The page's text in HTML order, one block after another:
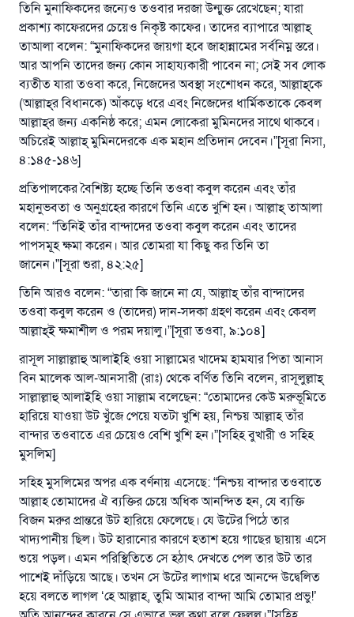
তিনি মুনাফিকদের জন্যেও তওবার দরজা উন্মুক্ত রেখেছেন; যারা
প্রকাশ্য কাফেরদের চেয়েও নিকৃষ্ট কাফের। তাদের ব্যাপারে আল্লাহ্‌
তাআলা বলেন: “মুনাফিকদের জায়গা হবে জাহান্নামের সর্বনিম্ন স্তরে।
আর আপনি তাদের জন্য কোন সাহায্যকারী পাবেন না; সেই সব লোক
ব্যতীত যারা তওবা করে, নিজেদের অবস্থা সংশোধন করে, আল্লাহ্‌কে
(আল্লাহ্‌র বিধানকে) আঁকড়ে ধরে এবং নিজেদের ধার্মিকতাকে কেবল
আল্লাহ্‌র জন্য একনিষ্ঠ করে; এমন লোকেরা মুমিনদের সাথে থাকবে।
অচিরেই আল্লাহ্‌ মুমিনদেরকে এক মহান প্রতিদান দেবেন।”[সূরা নিসা,
৪:১৪৫-১৪৬]
প্রতিপালকের বৈশিষ্ট্য হচ্ছে তিনি তওবা কবুল করেন এবং তাঁর
মহানুভবতা ও অনুগ্রহের কারণে তিনি এতে খুশি হন। আল্লাহ্‌ তাআলা
বলেন: “তিনিই তাঁর বান্দাদের তওবা কবুল করেন এবং তাদের
পাপসমূহ ক্ষমা করেন। আর তোমরা যা কিছু কর তিনি তা
জানেন।”[সূরা শুরা, ৪২:২৫]
তিনি আরও বলেন: “তারা কি জানে না যে, আল্লাহ্‌ তাঁর বান্দাদের
তওবা কবুল করেন ও (তাদের) দান-সদকা গ্রহণ করেন এবং কেবল
আল্লাহ্‌ই ক্ষমাশীল ও পরম দয়ালু।”[সূরা তওবা, ৯:১০৪]
রাসূল সাল্লাল্লাহু আলাইহি ওয়া সাল্লামের খাদেম হামযার পিতা আনাস
বিন মালেক আল-আনসারী (রাঃ) থেকে বর্ণিত তিনি বলেন, রাসূলুল্লাহ্‌
সাল্লাল্লাহু আলাইহি ওয়া সাল্লাম বলেছেন: “তোমাদের কেউ মরুভূমিতে
হারিয়ে যাওয়া উট খুঁজে পেয়ে যতটা খুশি হয়, নিশ্চয় আল্লাহ তাঁর
বান্দার তওবাতে এর চেয়েও বেশি খুশি হন।”[সহিহ বুখারী ও সহিহ
মুসলিম]
সহিহ মুসলিমের অপর এক বর্ণনায় এসেছে: “নিশ্চয় বান্দার তওবাতে
আল্লাহ তোমাদের ঐ ব্যক্তির চেয়ে অধিক আনন্দিত হন, যে ব্যক্তি
বিজন মরুর প্রান্তরে উট হারিয়ে ফেলেছে। যে উটের পিঠে তার
খাদ্যপানীয় ছিল। উট হারানোর কারণে হতাশ হয়ে গাছের ছায়ায় এসে
শুয়ে পড়ল। এমন পরিস্থিতিতে সে হঠাৎ দেখতে পেল তার উট তার
পাশেই দাঁড়িয়ে আছে। তখন সে উটের লাগাম ধরে আনন্দে উদ্বেলিত
হয়ে বলতে লাগল ‘হে আল্লাহ, তুমি আমার বান্দা আমি তোমার প্রভু!’